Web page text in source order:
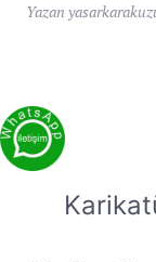
Yazan